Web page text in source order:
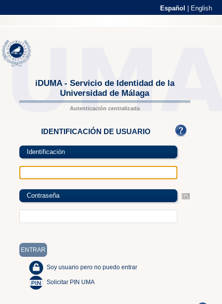
Español English
iDUMA - Servicio de Identidad de la
Universidad de Málaga
Autenticación centralizada
IDENTIFICACIÓN DE USUARIO
Identificación
Contraseña
Soy usuario pero no puedo entrar
Solicitar PIN UMA